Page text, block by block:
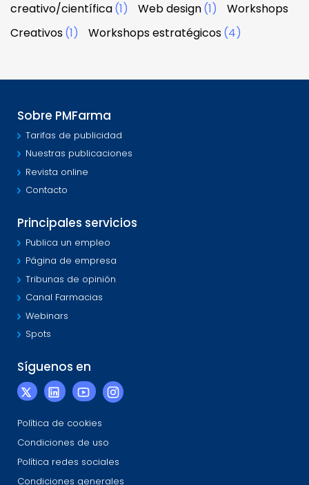
creativo/científica(1) Web design(1)
Workshops
Creativos(1) Workshops estratégicos(4)
Sobre PMFarma
Tarifas de publicidad
Nuestras publicaciones
Revista online
Contacto
Principales servicios
Publica un empleo
Página de empresa
Tribunas de opinión
Canal Farmacias
Webinars
Spots
Síguenos en
Política de cookies
Condiciones de uso
Política redes sociales
Condiciones generales